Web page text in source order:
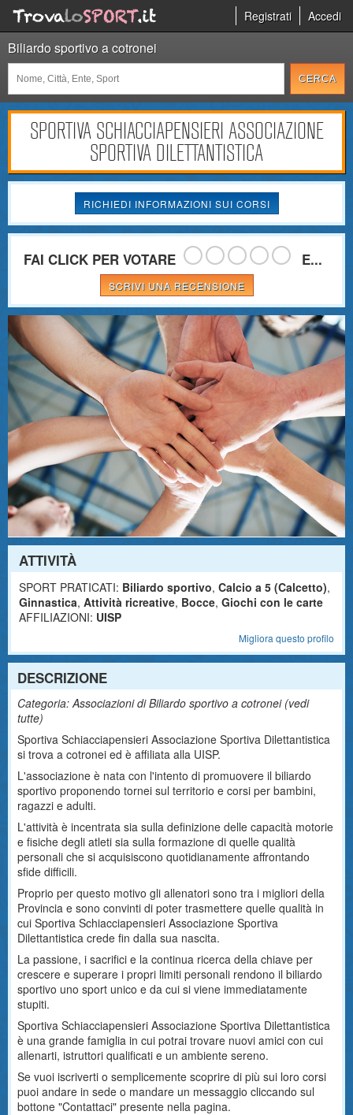
Registrati Accedi
Biliardo sportivo a cotronei
SPORTIVA SCHIACCIAPENSIERI ASSOCIAZIONE
SPORTIVA DILETTANTISTICA
RICHIEDI INFORMAZIONI SUI CORSI
FAI CLICK PER VOTARE E...
SCRIVI UNA RECENSIONE
ATTIVITÀ
SPORT PRATICATI: Biliardo sportivo, Calcio a 5 (Calcetto),
Ginnastica, Attività ricreative, Bocce, Giochi con le carte
AFFILIAZIONI: UISP
Migliora questo profilo
DESCRIZIONE
Categoria: Associazioni di Biliardo sportivo a cotronei (vedi
tutte)
Sportiva Schiacciapensieri Associazione Sportiva Dilettantistica
si trova a cotronei ed è affiliata alla UISP.
L'associazione è nata con l'intento di promuovere il biliardo
sportivo proponendo tornei sul territorio e corsi per bambini,
ragazzi e adulti.
L'attività è incentrata sia sulla definizione delle capacità motorie
e fisiche degli atleti sia sulla formazione di quelle qualità
personali che si acquisiscono quotidianamente affrontando
sfide difficili.
Proprio per questo motivo gli allenatori sono tra i migliori della
Provincia e sono convinti di poter trasmettere quelle qualità in
cui Sportiva Schiacciapensieri Associazione Sportiva
Dilettantistica crede fin dalla sua nascita.
La passione, i sacrifici e la continua ricerca della chiave per
crescere e superare i propri limiti personali rendono il biliardo
sportivo uno sport unico e da cui si viene immediatamente
stupiti.
Sportiva Schiacciapensieri Associazione Sportiva Dilettantistica
è una grande famiglia in cui potrai trovare nuovi amici con cui
allenarti, istruttori qualificati e un ambiente sereno.
Se vuoi iscriverti o semplicemente scoprire di più sui loro corsi
puoi andare in sede o mandare un messaggio cliccando sul
bottone "Contattaci" presente nella pagina.